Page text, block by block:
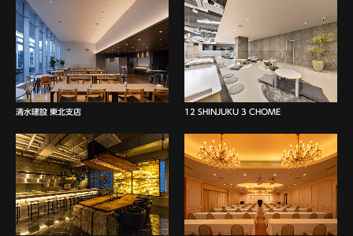
清水建設 東北支店 12 SHINJUKU 3 CHOME